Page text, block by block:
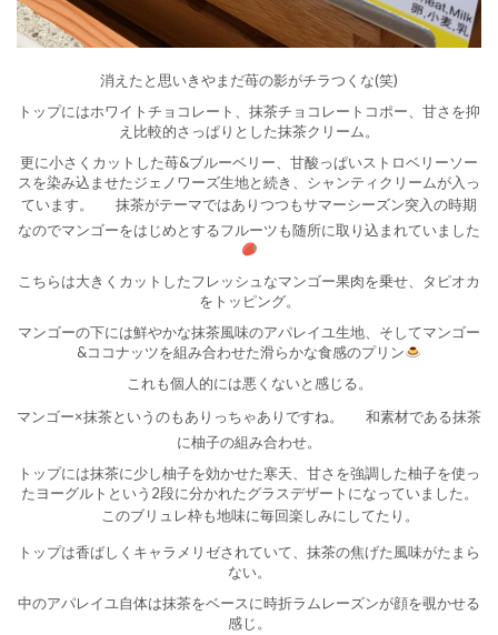
消えたと思いきやまだ苺の影がチラつくな(笑)
トップにはホワイトチョコレート、抹茶チョコレートコポー、甘さを抑
え比較的さっぱりとした抹茶クリーム。
更に小さくカットした苺&ブルーベリー、甘酸っぱいストロベリーソー
スを染み込ませたジェノワーズ生地と続き、シャンティクリームが入っ
ています。
抹茶がテーマではありつつもサマーシーズン突入の時期
なのでマンゴーをはじめとするフルーツも随所に取り込まれていました
こちらは大きくカットしたフレッシュなマンゴー果肉を乗せ、タピオカ
をトッピング。
マンゴーの下には鮮やかな抹茶風味のアパレイユ生地、そしてマンゴー
&ココナッツを組み合わせた滑らかな食感のプリン
これも個人的には悪くないと感じる。
マンゴー×抹茶というのもありっちゃありですね。
和素材である抹茶
に柚子の組み合わせ。
トップには抹茶に少し柚子を効かせた寒天、甘さを強調した柚子を使っ
たヨーグルトという2段に分かれたグラスデザートになっていました。
このブリュレ枠も地味に毎回楽しみにしてたり。
トップは香ばしくキャラメリゼされていて、抹茶の焦げた風味がたまら
ない。
中のアパレイユ自体は抹茶をベースに時折ラムレーズンが顔を覗かせる
感じ。